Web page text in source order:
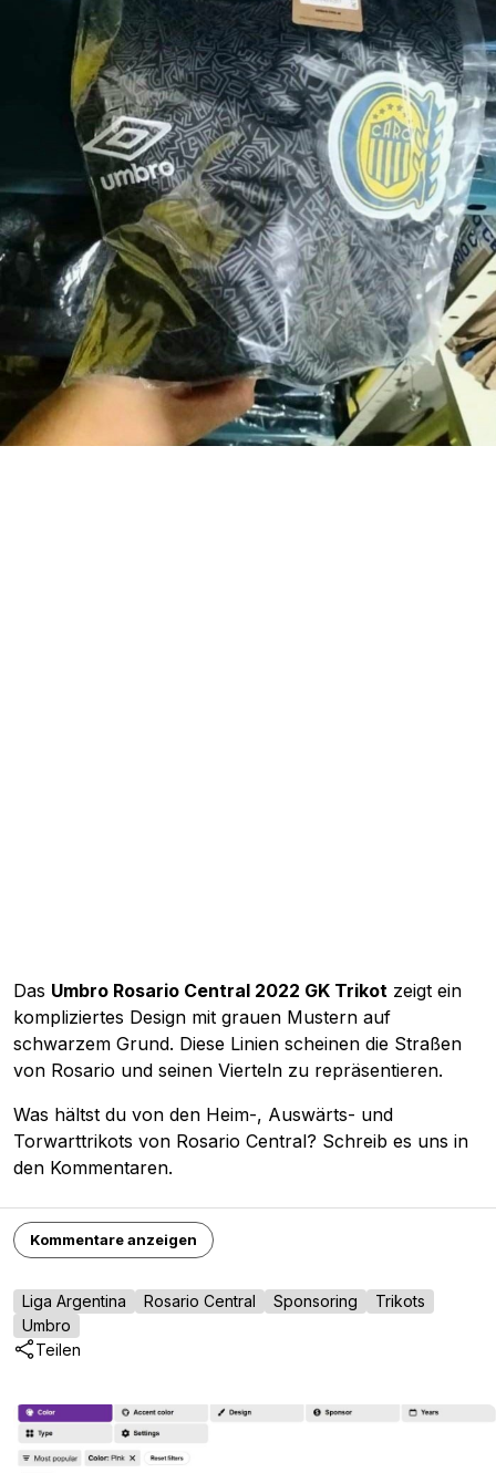
Das Umbro Rosario Central 2022 GK Trikot zeigt ein
kompliziertes Design mit grauen Mustern auf
schwarzem Grund. Diese Linien scheinen die Straßen
von Rosario und seinen Vierteln zu repräsentieren.
Was hältst du von den Heim-, Auswärts- und
Torwarttrikots von Rosario Central? Schreib es uns in
den Kommentaren.
Kommentare anzeigen
Liga Argentina Rosario Central Sponsoring
Trikots
Umbro
Teilen